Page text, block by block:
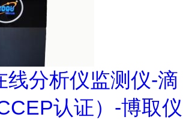
线分析仪监测仪-滴
认证）-博取仪